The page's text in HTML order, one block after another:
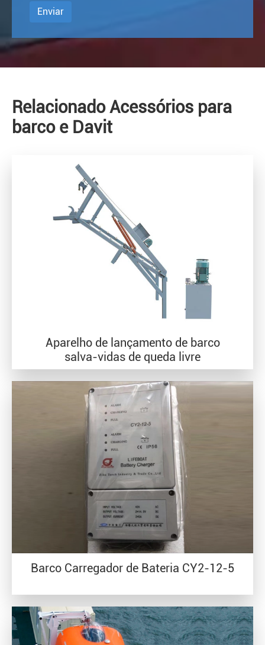
Enviar
Relacionado Acessórios para
barco e Davit
Aparelho de lançamento de barco
salva-vidas de queda livre
Barco Carregador de Bateria CY2-12-5